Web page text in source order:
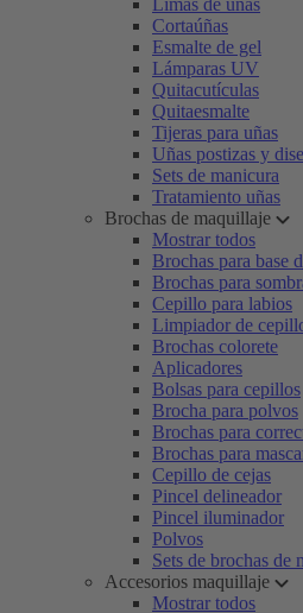
Limas de uñas
Cortaúñas
Esmalte de gel
Lámparas UV
Quitacutículas
Quitaesmalte
Tijeras para uñas
Uñas postizas y
Sets de manicura
Tratamiento uñas
Brochas de maquillaje
Mostrar todos
Brochas para base
Brochas para
Cepillo para labios
Limpiador de
Brochas colorete
Aplicadores
Bolsas para cepillos
Brocha para polvos
Brochas para
Brochas para
Cepillo de cejas
Pincel delineador
Pincel iluminador
Polvos
Sets de brochas de
Accesorios maquillaje
Mostrar todos